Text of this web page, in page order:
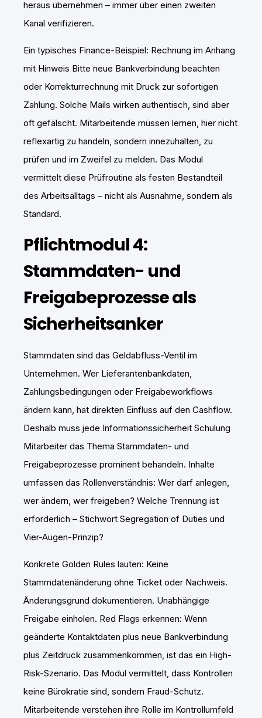
heraus übernehmen – immer über einen zweiten
Kanal verifizieren.
Ein typisches Finance-Beispiel: Rechnung im Anhang
mit Hinweis Bitte neue Bankverbindung beachten
oder Korrekturrechnung mit Druck zur sofortigen
Zahlung. Solche Mails wirken authentisch, sind aber
oft gefälscht. Mitarbeitende müssen lernen, hier nicht
reflexartig zu handeln, sondern innezuhalten, zu
prüfen und im Zweifel zu melden. Das Modul
vermittelt diese Prüfroutine als festen Bestandteil
des Arbeitsalltags – nicht als Ausnahme, sondern als
Standard.
Pflichtmodul 4:
Stammdaten- und
Freigabeprozesse als
Sicherheitsanker
Stammdaten sind das Geldabfluss-Ventil im
Unternehmen. Wer Lieferantenbankdaten,
Zahlungsbedingungen oder Freigabeworkflows
ändern kann, hat direkten Einfluss auf den Cashflow.
Deshalb muss jede Informationssicherheit Schulung
Mitarbeiter das Thema Stammdaten- und
Freigabeprozesse prominent behandeln. Inhalte
umfassen das Rollenverständnis: Wer darf anlegen,
wer ändern, wer freigeben? Welche Trennung ist
erforderlich – Stichwort Segregation of Duties und
Vier-Augen-Prinzip?
Konkrete Golden Rules lauten: Keine
Stammdatenänderung ohne Ticket oder Nachweis.
Änderungsgrund dokumentieren. Unabhängige
Freigabe einholen. Red Flags erkennen: Wenn
geänderte Kontaktdaten plus neue Bankverbindung
plus Zeitdruck zusammenkommen, ist das ein High-
Risk-Szenario. Das Modul vermittelt, dass Kontrollen
keine Bürokratie sind, sondern Fraud-Schutz.
Mitarbeitende verstehen ihre Rolle im Kontrollumfeld